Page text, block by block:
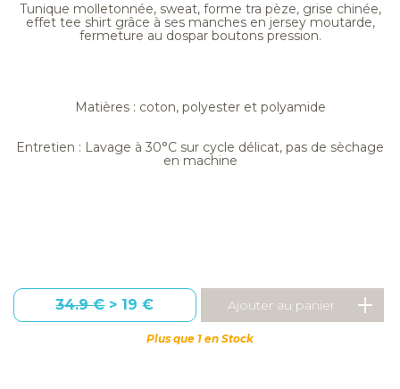
Tunique molletonnée, sweat, forme tra pèze, grise chinée,
effet tee shirt grâce à ses manches en jersey moutarde,
fermeture au dospar boutons pression.
Matières : coton, polyester et polyamide
Entretien : Lavage à 30°C sur cycle délicat, pas de sèchage
en machine
34.9 €> 19 €
Plus que 1 en Stock